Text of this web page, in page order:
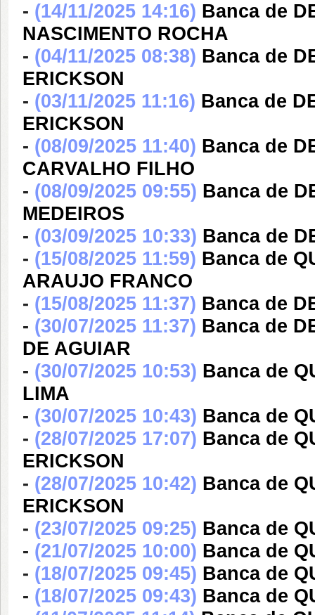
- (14/11/2025 14:16) Banca de
NASCIMENTO ROCHA
- (04/11/2025 08:38) Banca de
ERICKSON
- (03/11/2025 11:16) Banca de
ERICKSON
- (08/09/2025 11:40) Banca de
CARVALHO FILHO
- (08/09/2025 09:55) Banca de
MEDEIROS
- (03/09/2025 10:33) Banca de
- (15/08/2025 11:59) Banca de
ARAUJO FRANCO
- (15/08/2025 11:37) Banca de
- (30/07/2025 11:37) Banca de
DE AGUIAR
- (30/07/2025 10:53) Banca de
LIMA
- (30/07/2025 10:43) Banca de
- (28/07/2025 17:07) Banca de
ERICKSON
- (28/07/2025 10:42) Banca de
ERICKSON
- (23/07/2025 09:25) Banca de
- (21/07/2025 10:00) Banca de
- (18/07/2025 09:45) Banca de
- (18/07/2025 09:43) Banca de